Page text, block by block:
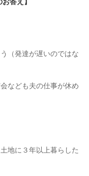
答え】
（発達が遅いのではな
なども夫の仕事が休め
地に３年以上暮らした